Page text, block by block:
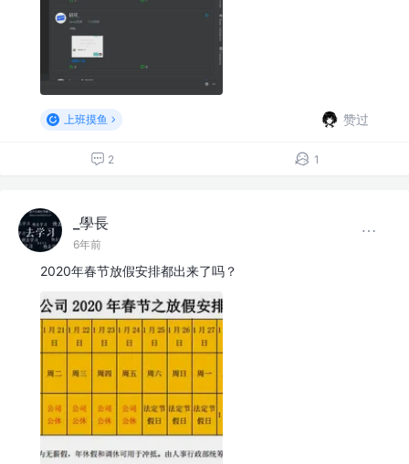
上班摸鱼 赞过
2 1
_學長
6年前
2020年春节放假安排都出来了吗？